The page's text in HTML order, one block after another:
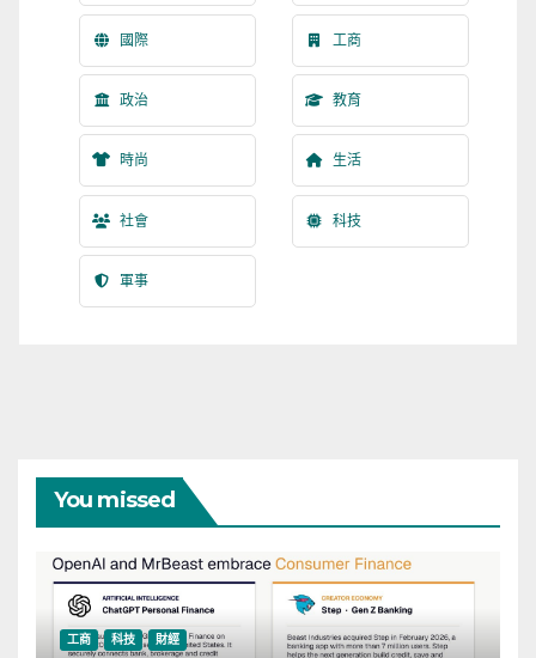
國際 工商
政治 教育
時尚 生活
社會 科技
軍事
You missed
工商 科技 財經